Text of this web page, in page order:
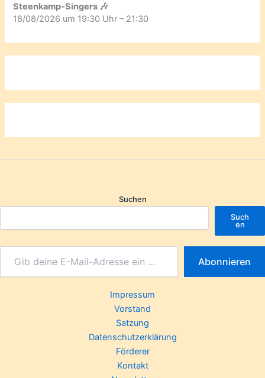
Steenkamp-Singers 🎶
18/08/2026 um 19:30 Uhr – 21:30
Suchen
Such
en
Abonnieren
Impressum
Vorstand
Satzung
Datenschutzerklärung
Förderer
Kontakt